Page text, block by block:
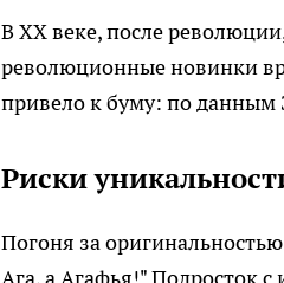
В XX веке, после
революционные новинки
привело к буму: по данным
Риски
Погоня за